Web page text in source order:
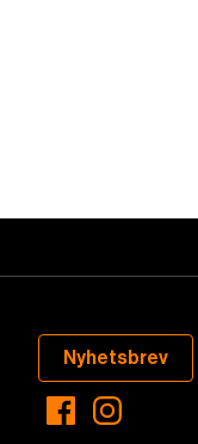
Nyhetsbrev